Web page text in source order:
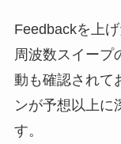
Feedbackを上
周波数スイープ
動も確認されて
ンが予想以上に
す。